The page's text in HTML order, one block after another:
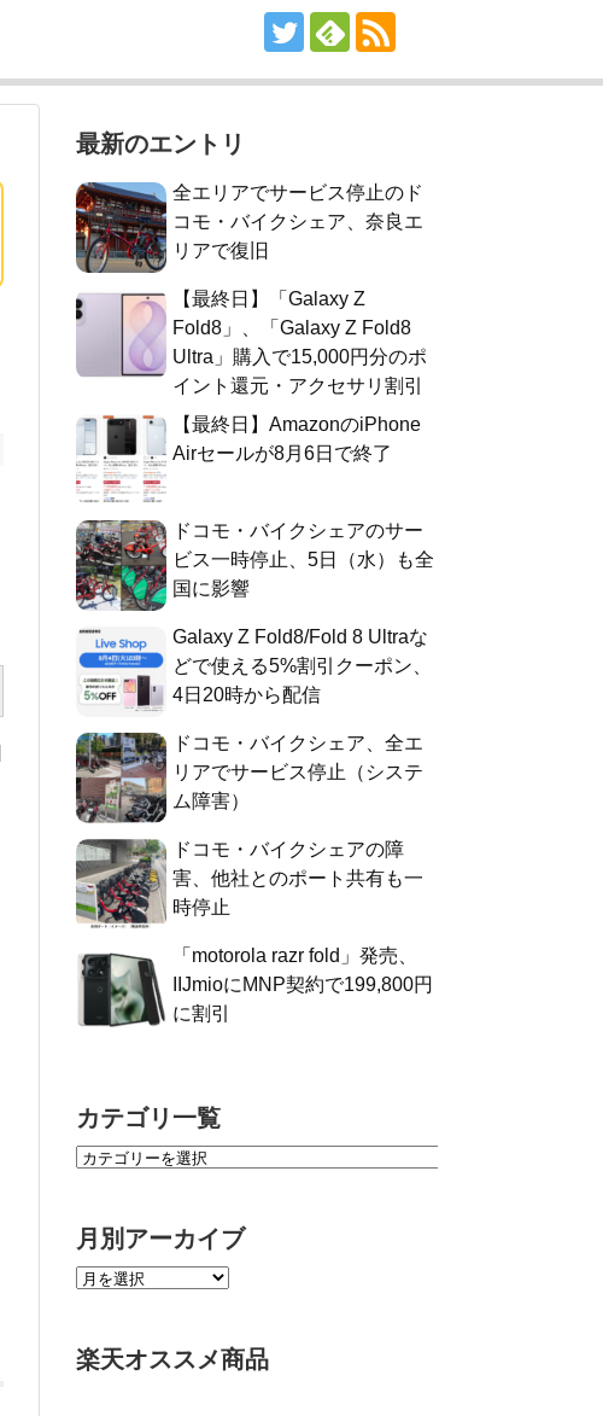
最新のエントリ
全エリアでサービス停止のド
コモ・バイクシェア、奈良エ
リアで復旧
【最終日】「Galaxy Z
Fold8」、「Galaxy Z Fold8
Ultra」購入で15,000円分のポ
イント還元・アクセサリ割引
【最終日】AmazonのiPhone
Airセールが8月6日で終了
ドコモ・バイクシェアのサー
ビス一時停止、5日（水）も全
国に影響
Galaxy Z Fold8/Fold 8 Ultraな
どで使える5%割引クーポン、
4日20時から配信
ドコモ・バイクシェア、全エ
リアでサービス停止（システ
ム障害）
ドコモ・バイクシェアの障
害、他社とのポート共有も一
時停止
「motorola razr fold」発売、
IIJmioにMNP契約で199,800円
に割引
カテゴリ一覧
月別アーカイブ
楽天オススメ商品